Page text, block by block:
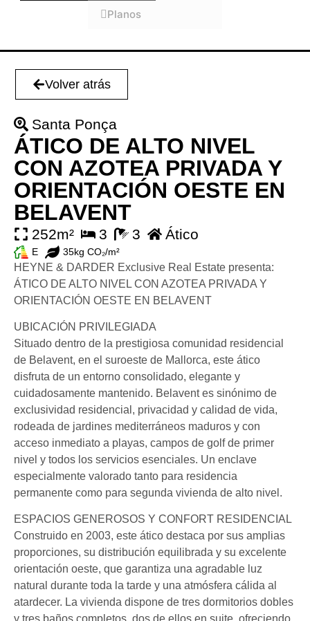
Planos
Volver atrás
Santa Ponça
ÁTICO DE ALTO NIVEL
CON AZOTEA PRIVADA Y
ORIENTACIÓN OESTE EN
BELAVENT
252m² 3 3 Ático
E 35kg CO₂/m²
HEYNE & DARDER Exclusive Real Estate presenta:
ÁTICO DE ALTO NIVEL CON AZOTEA PRIVADA Y
ORIENTACIÓN OESTE EN BELAVENT
UBICACIÓN PRIVILEGIADA
Situado dentro de la prestigiosa comunidad residencial
de Belavent, en el suroeste de Mallorca, este ático
disfruta de un entorno consolidado, elegante y
cuidadosamente mantenido. Belavent es sinónimo de
exclusividad residencial, privacidad y calidad de vida,
rodeada de jardines mediterráneos maduros y con
acceso inmediato a playas, campos de golf de primer
nivel y todos los servicios esenciales. Un enclave
especialmente valorado tanto para residencia
permanente como para segunda vivienda de alto nivel.
ESPACIOS GENEROSOS Y CONFORT RESIDENCIAL
Construido en 2003, este ático destaca por sus amplias
proporciones, su distribución equilibrada y su excelente
orientación oeste, que garantiza una agradable luz
natural durante toda la tarde y una atmósfera cálida al
atardecer. La vivienda dispone de tres dormitorios dobles